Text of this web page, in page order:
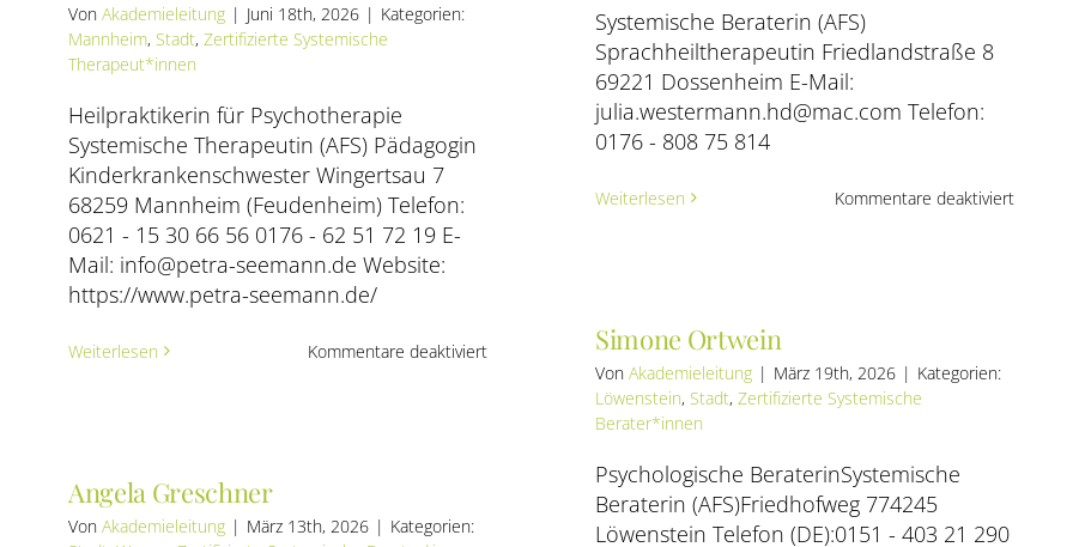
Von Akademieleitung | Juni 18th, 2026 | Kategorien:
Mannheim, Stadt, Zertifizierte Systemische
Therapeut*innen
Heilpraktikerin für Psychotherapie
Systemische Therapeutin (AFS) Pädagogin
Kinderkrankenschwester Wingertsau 7
68259 Mannheim (Feudenheim) Telefon:
0621 - 15 30 66 56 0176 - 62 51 72 19 E-
Mail: info@petra-seemann.de Website:
https://www.petra-seemann.de/
Weiterlesen Kommentare deaktiviertfür
Psychotherapie
Systemische Beraterin (AFS)
Sprachheiltherapeutin Friedlandstraße 8
69221 Dossenheim E-Mail:
julia.westermann.hd@mac.com Telefon:
0176 - 808 75 814
Weiterlesen Kommentare deaktiviertfür
Simone Ortwein
Von Akademieleitung | März 19th, 2026 | Kategorien:
Löwenstein, Stadt, Zertifizierte Systemische
Berater*innen
Psychologische BeraterinSystemische
Beraterin (AFS)Friedhofweg 774245
Löwenstein Telefon (DE):0151 - 403 21 290
Angela Greschner
Von Akademieleitung | März 13th, 2026 | Kategorien: